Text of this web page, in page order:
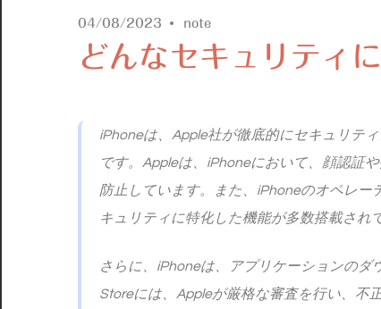
04/08/2023 note
どんなセキュリティ
iPhoneは、Apple社が徹底的にセキュリテ
です。Appleは、iPhoneにおいて、顔認証
防止しています。また、iPhoneのオペレー
キュリティに特化した機能が多数搭載され
さらに、iPhoneは、アプリケーションの
Storeには、Appleが厳格な審査を行い、不